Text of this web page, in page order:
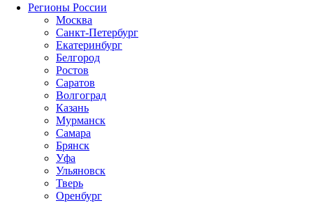
Регионы России
Москва
Санкт-Петербург
Екатеринбург
Белгород
Ростов
Саратов
Волгоград
Казань
Мурманск
Самара
Брянск
Уфа
Ульяновск
Тверь
Оренбург